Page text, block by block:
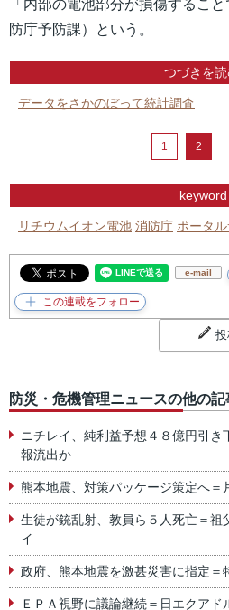
「内部の電池部分が損傷するこ
防庁予防課）という。
つづきを
データをさかのぼって統計調査
1 2
keyword
リチウムイオン電池 消防庁 ポータル
e-mail
防災・危機管理ニュースの他の記
ニチレイ、純利益予想４８億円引
報流出か
熊本地震、対策パッケージ策定へ＝
生徒が銃乱射、教員ら５人死亡＝
イ
政府、熊本地震を激甚災害に指定＝
ＥＰＡ視野に議論継続＝日エクアド